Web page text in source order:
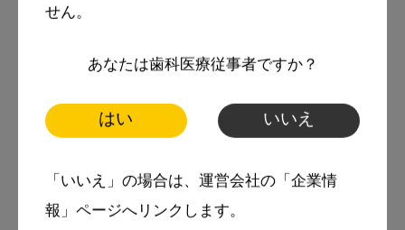
せん。
あなたは歯科医療従事者ですか？
はい いいえ
「いいえ」の場合は、運営会社の「企業情
報」ページへリンクします。
著者
前 岡山大学病院 小児歯科講師